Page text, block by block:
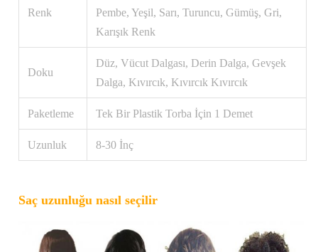
Renk
Pembe, Yeşil, Sarı, Turuncu, Gümüş, Gri,
Karışık Renk
Doku
Düz, Vücut Dalgası, Derin Dalga, Gevşek
Dalga, Kıvırcık, Kıvırcık Kıvırcık
Paketleme Tek Bir Plastik Torba İçin 1 Demet
Uzunluk 8-30 İnç
Saç uzunluğu nasıl seçilir